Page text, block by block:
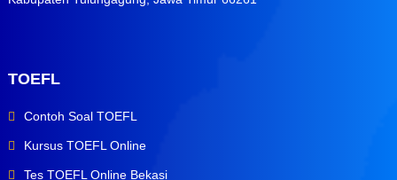
TOEFL
Contoh Soal TOEFL
Kursus TOEFL Online
Tes TOEFL Online Bekasi